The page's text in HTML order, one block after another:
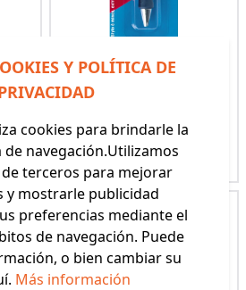
BOLIGRAFO DE MINA
EXTRAFINO
10,50€
Ver producto
Y POLÍTICA DE
cookies para brindarle la
navegación.Utilizamos
terceros para mejorar
y mostrarle publicidad
preferencias mediante el
de navegación. Puede
o bien cambiar su
Más información